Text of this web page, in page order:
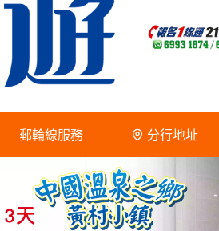
郵輪線服務 分行地址